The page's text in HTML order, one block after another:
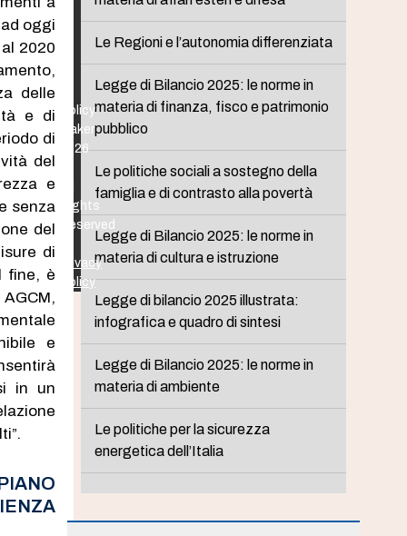
oggi
2020
delle
e di
di
del
e
senza
del
di
fine, è
e
in un
Le Regioni e l’autonomia differenziata
Legge di Bilancio 2025: le norme in
materia di finanza, fisco e patrimonio
pubblico
Le politiche sociali a sostegno della
famiglia e di contrasto alla povertà
Legge di Bilancio 2025: le norme in
materia di cultura e istruzione
Legge di bilancio 2025 illustrata:
infografica e quadro di sintesi
Legge di Bilancio 2025: le norme in
materia di ambiente
Le politiche per la sicurezza
energetica dell’Italia
Policy
Maker
2026
Rights
Reserved
Privacy
Policy